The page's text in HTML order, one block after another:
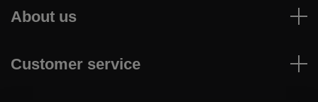
About us
Customer service